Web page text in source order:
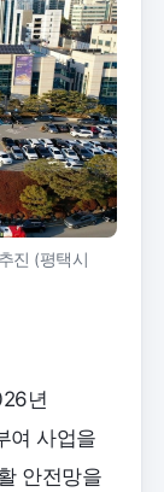
진 (평택시
년
여 사업을
안전망을